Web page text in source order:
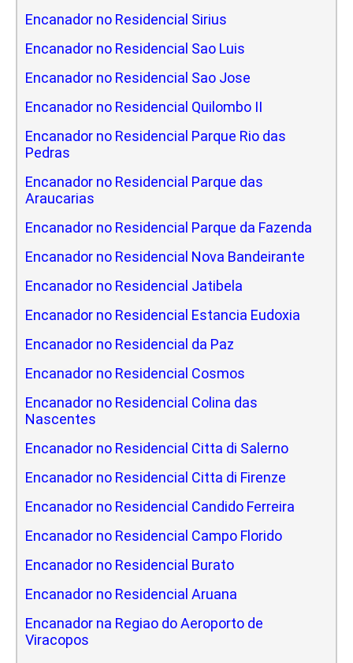
Encanador no Residencial Sirius
Encanador no Residencial Sao Luis
Encanador no Residencial Sao Jose
Encanador no Residencial Quilombo II
Encanador no Residencial Parque Rio das
Pedras
Encanador no Residencial Parque das
Araucarias
Encanador no Residencial Parque da Fazenda
Encanador no Residencial Nova Bandeirante
Encanador no Residencial Jatibela
Encanador no Residencial Estancia Eudoxia
Encanador no Residencial da Paz
Encanador no Residencial Cosmos
Encanador no Residencial Colina das
Nascentes
Encanador no Residencial Citta di Salerno
Encanador no Residencial Citta di Firenze
Encanador no Residencial Candido Ferreira
Encanador no Residencial Campo Florido
Encanador no Residencial Burato
Encanador no Residencial Aruana
Encanador na Regiao do Aeroporto de
Viracopos